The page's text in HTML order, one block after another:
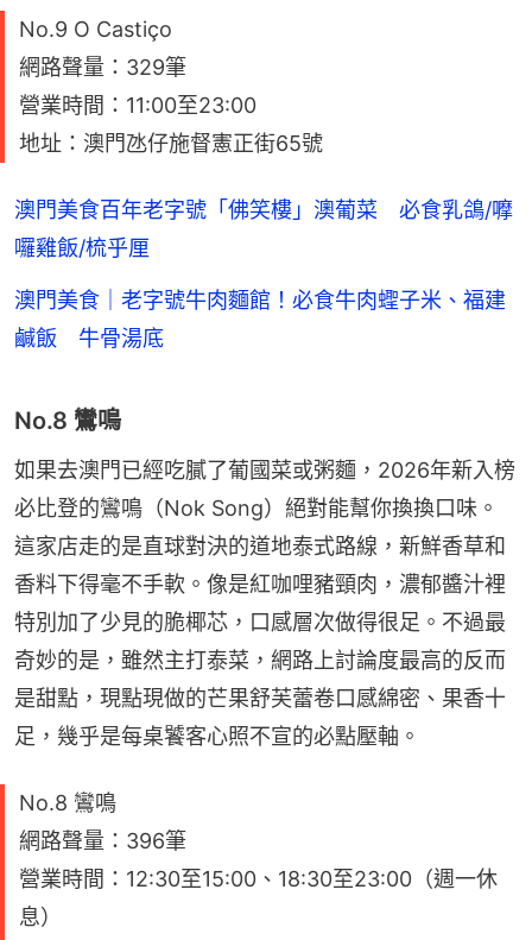
No.9 O Castiço
網路聲量：329筆
營業時間：11:00至23:00
地址：澳門氹仔施督憲正街65號
澳門美食百年老字號「佛笑樓」澳葡菜 必食乳鴿/嚤
囉雞飯/梳乎厘
澳門美食｜老字號牛肉麵館！必食牛肉蟶子米、福建
鹹飯 牛骨湯底
No.8 鸞鳴
如果去澳門已經吃膩了葡國菜或粥麵，2026年新入榜
必比登的鸞鳴（Nok Song）絕對能幫你換換口味。
這家店走的是直球對決的道地泰式路線，新鮮香草和
香料下得毫不手軟。像是紅咖哩豬頸肉，濃郁醬汁裡
特別加了少見的脆椰芯，口感層次做得很足。不過最
奇妙的是，雖然主打泰菜，網路上討論度最高的反而
是甜點，現點現做的芒果舒芙蕾卷口感綿密、果香十
足，幾乎是每桌饕客心照不宣的必點壓軸。
No.8 鸞鳴
網路聲量：396筆
營業時間：12:30至15:00、18:30至23:00（週一休
息）